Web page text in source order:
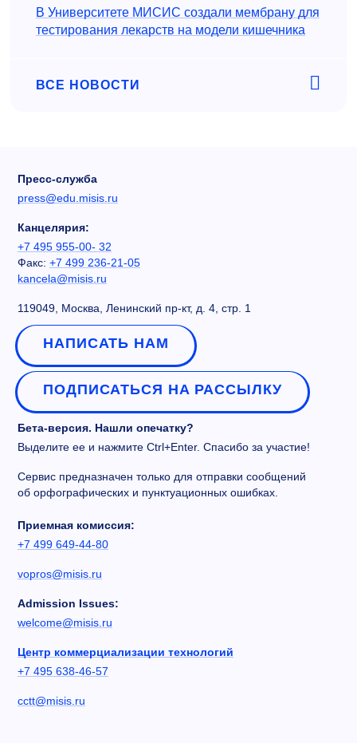
В Университете МИСИС создали мембрану для
тестирования лекарств на модели кишечника
ВСЕ НОВОСТИ
Пресс-служба
press@edu.misis.ru
Канцелярия:
+7 495 955-00- 32
Факс: +7 499 236-21-05
kancela@misis.ru
119049, Москва, Ленинский пр-кт, д. 4, стр. 1
НАПИСАТЬ НАМ
ПОДПИСАТЬСЯ НА РАССЫЛКУ
Бета-версия. Нашли опечатку?
Выделите ее и нажмите Ctrl+Enter. Спасибо за участие!
Сервис предназначен только для отправки сообщений
об орфографических и пунктуационных ошибках.
Приемная комиссия:
+7 499 649-44-80
vopros@misis.ru
Admission Issues:
welcome@misis.ru
Центр коммерциализации технологий
+7 495 638-46-57
cctt@misis.ru